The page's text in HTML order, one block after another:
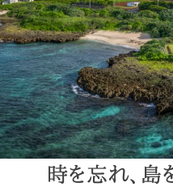
時を忘れ、島